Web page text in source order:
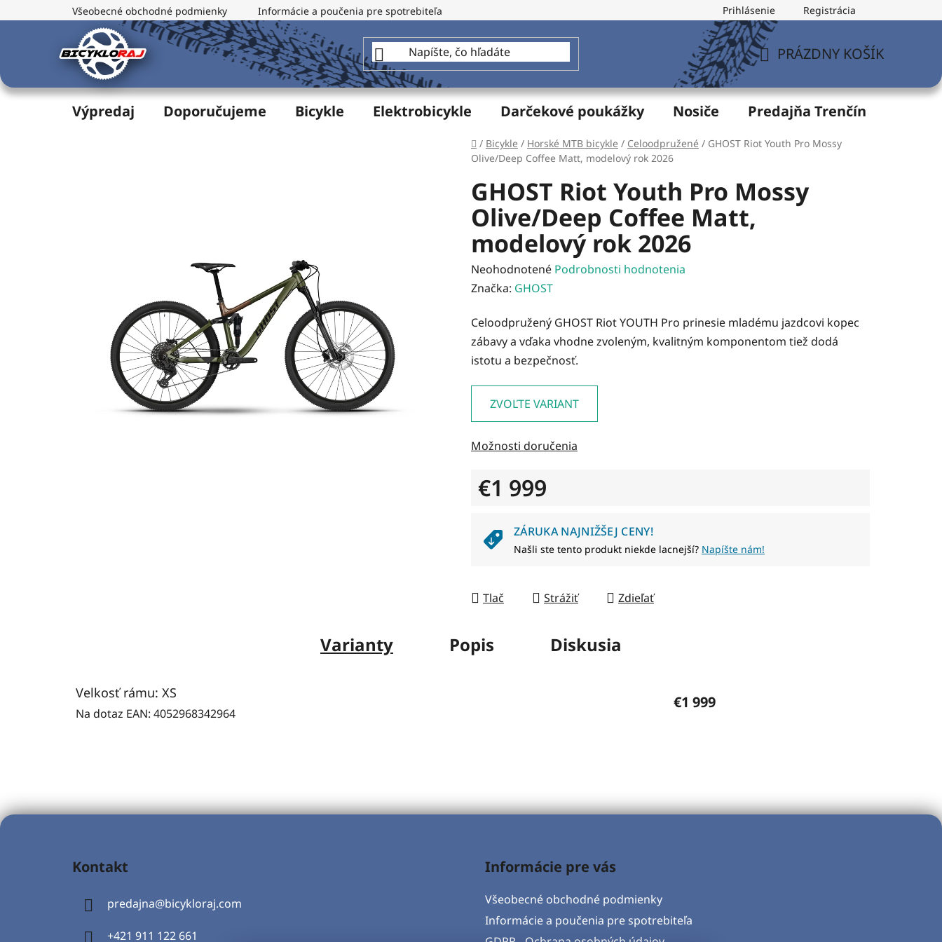
na
Všeobecné obchodné podmienky Informácie a poučenia pre spotrebiteľa Formulár na odstúpenie od zmluvy
Prihlásenie Registrácia
KOŠÍK
PRÁZDNY KOŠÍK
Výpredaj Doporučujeme Bicykle Elektrobicykle Darčekové poukážky Nosiče Predajňa Trenčín
Domov
/ Bicykle / Horské MTB bicykle / Celoodpružené / GHOST Riot Youth Pro Mossy
Olive/Deep Coffee Matt, modelový rok 2026
GHOST Riot Youth Pro Mossy
Olive/Deep Coffee Matt,
modelový rok 2026
Priemerné
hodnotenie
je
0,0
z
5
hviezdičiek.
Neohodnotené Podrobnosti hodnotenia
Značka: GHOST
Celoodpružený GHOST Riot YOUTH Pro prinesie mladému jazdcovi kopec
zábavy a vďaka vhodne zvoleným, kvalitným komponentom tiež dodá
istotu a bezpečnosť.
ZVOĽTE VARIANT
Možnosti doručenia
€1 999
ZÁRUKA NAJNIŽŠEJ CENY!
Našli ste tento produkt niekde lacnejší? Napíšte nám!
Tlač Strážiť Zdieľať
Varianty Popis Diskusia
Velkosť rámu: XS
Na dotaz EAN: 4052968342964
€1 999
Kontakt
predajna@bicykloraj.com
+421 911 122 661
Informácie pre vás
Všeobecné obchodné podmienky
Informácie a poučenia pre spotrebiteľa